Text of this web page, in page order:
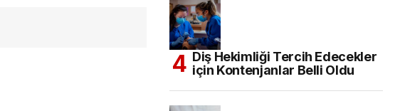
Diş Hekimliği Tercih Edecekler
için Kontenjanlar Belli Oldu